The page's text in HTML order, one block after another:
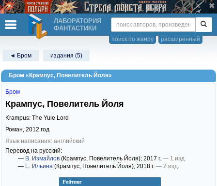
ЛАБОРАТОРИЯ
ФАНТАСТИКИ
расширенный
поиск по жанру
◄ Бром издания (5)
Бром «Крампус, Повелитель Йоля»
Рейтинг
Бром
Крампус, Повелитель Йоля
Krampus: The Yule Lord
Роман, 2012 год
Язык написания: английский
Перевод на русский:
— В. Измайлов (Крампус, Повелитель Йоля); 2017 г. — 1 изд.
— Е. Ильина (Крампус, Повелитель Йоля); 2018 г. — 2 изд.